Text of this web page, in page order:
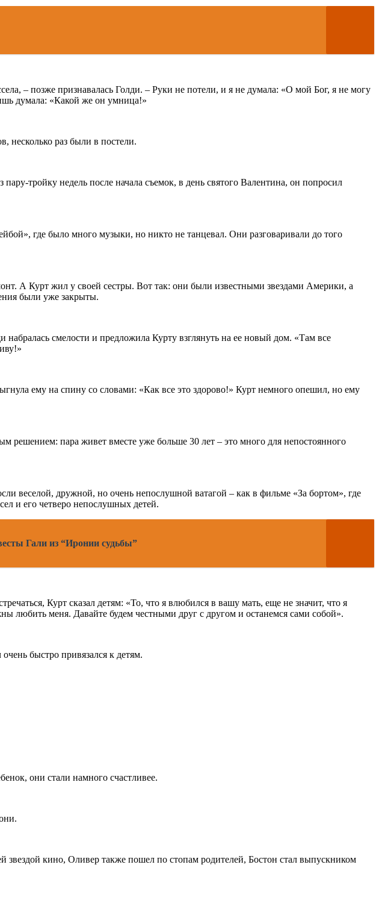
– позже признавалась Голди. – Руки не потели, и я не думала: «О мой Бог, я не могу
думала: «Какой же он умница!»
несколько раз были в постели.
тройку недель после начала съемок, в день святого Валентина, он попросил
где было много музыки, но никто не танцевал. Они разговаривали до того
А Курт жил у своей сестры. Вот так: они были известными звездами Америки, а
были уже закрыты.
смелости и предложила Курту взглянуть на ее новый дом. «Там все
ему на спину со словами: «Как все это здорово!» Курт немного опешил, но ему
решением: пара живет вместе уже больше 30 лет – это много для непостоянного
веселой, дружной, но очень непослушной ватагой – как в фильме «За бортом», где
и его четверо непослушных детей.
Гали из “Иронии судьбы”
Курт сказал детям: «То, что я влюбился в вашу мать, еще не значит, что я
любить меня. Давайте будем честными друг с другом и останемся сами собой».
быстро привязался к детям.
они стали намного счастливее.
звездой кино, Оливер также пошел по стопам родителей, Бостон стал выпускником